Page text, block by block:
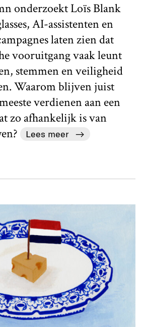
onderzoekt Loïs Blank
AI-assistenten en
laten zien dat
vooruitgang vaak leunt
stemmen en veiligheid
Waarom blijven juist
verdienen aan een
zo afhankelijk is van
Lees meer